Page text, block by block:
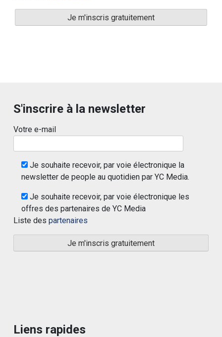
S'inscrire à la newsletter
Votre e-mail
Je souhaite recevoir, par voie électronique la
newsletter de people au quotidien par YC Media.
Je souhaite recevoir, par voie électronique les
offres des partenaires de YC Media
Liste des partenaires
Liens rapides